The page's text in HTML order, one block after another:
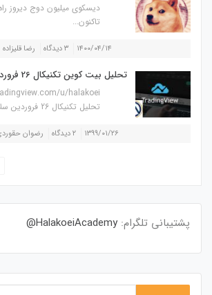
دیسکوی میلیون دوج دیروز
تاکنون...
۱۴۰۰/۰۴/۱۴ ۳ دیدگاه رضا قلیزاده
تحلیل بیت کوین تکنیکال 26 فروردین
تحلیل تکنیکال 26 فروردین سلام...
۱۳۹۹/۰۱/۲۶ ۲ دیدگاه رضوان
پشتیبانی تلگرام: HalakoeiAcademy@